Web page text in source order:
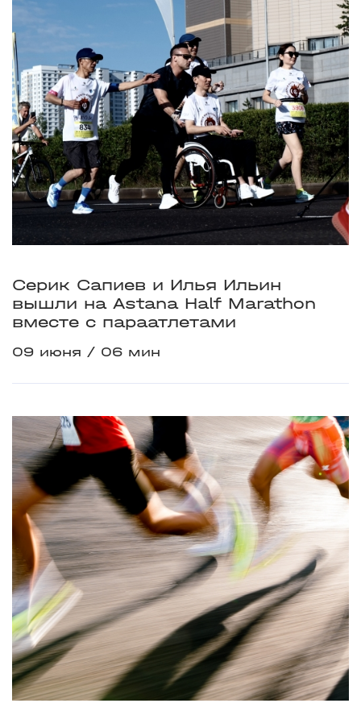
Серик Сапиев и Илья Ильин
вышли на Astana Half Marathon
вместе с параатлетами
09 июня 06 мин